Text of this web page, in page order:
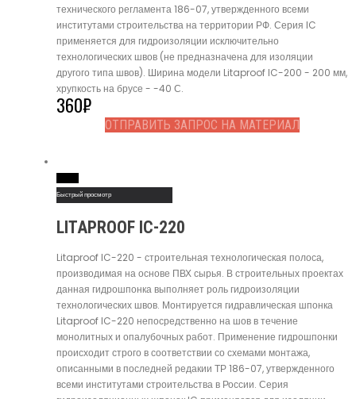
технического регламента 186-07, утвержденного всеми
институтами строительства на территории РФ. Серия IC
применяется для гидроизоляции исключительно
технологических швов (не предназначена для изоляции
другого типа швов). Ширина модели Litaproof IC-200 - 200 мм,
хрупкость на брусе - -40 С.
360₽
ОТПРАВИТЬ ЗАПРОС НА МАТЕРИАЛ
Быстрый просмотр
LITAPROOF IC-220
Litaproof IC-220 - строительная технологическая полоса,
производимая на основе ПВХ сырья. В строительных проектах
данная гидрошпонка выполняет роль гидроизоляции
технологических швов. Монтируется гидравлическая шпонка
Litaproof IC-220 непосредственно на шов в течение
монолитных и опалубочных работ. Применение гидрошпонки
происходит строго в соответствии со схемами монтажа,
описанными в последней редакии ТР 186-07, утвержденного
всеми институтами строительства в России. Серия